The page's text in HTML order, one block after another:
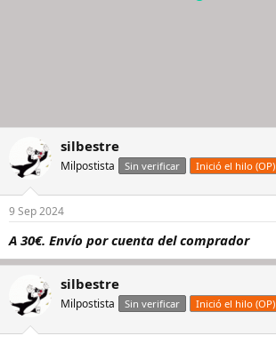
silbestre
Milpostista Sin verificar Inició el hilo (OP)
9 Sep 2024
A 30€. Envío por cuenta del comprador
silbestre
Milpostista Sin verificar Inició el hilo (OP)